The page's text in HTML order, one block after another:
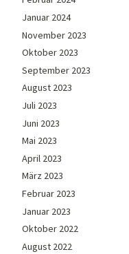
Januar 2024
November 2023
Oktober 2023
September 2023
August 2023
Juli 2023
Juni 2023
Mai 2023
April 2023
März 2023
Februar 2023
Januar 2023
Oktober 2022
August 2022